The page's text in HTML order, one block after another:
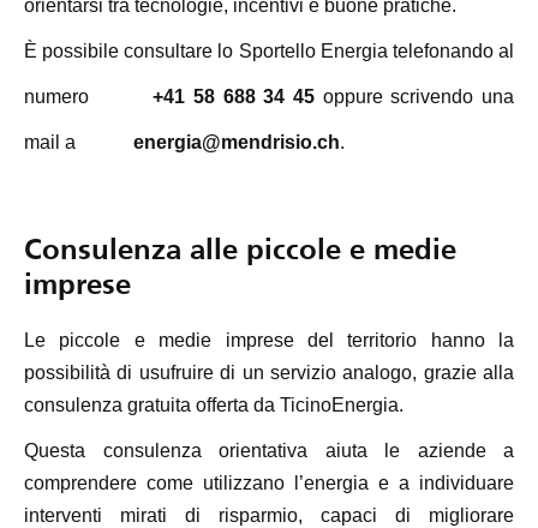
orientarsi tra tecnologie, incentivi e buone pratiche.
È possibile consultare lo Sportello Energia telefonando al
numero +41 58 688 34 45 oppure scrivendo una
mail a energia@mendrisio.ch.
Consulenza alle piccole e medie
imprese
Le piccole e medie imprese del territorio hanno la
possibilità di usufruire di un servizio analogo, grazie alla
consulenza gratuita offerta da TicinoEnergia.
Questa consulenza orientativa aiuta le aziende a
comprendere come utilizzano l’energia e a individuare
interventi mirati di risparmio, capaci di migliorare